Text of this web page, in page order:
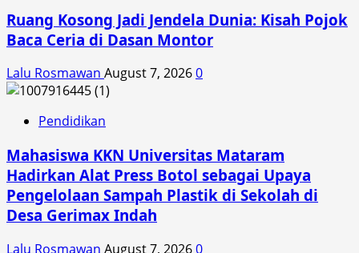
Ruang Kosong Jadi Jendela Dunia: Kisah Pojok
Baca Ceria di Dasan Montor
Lalu Rosmawan August 7, 20260
Pendidikan
Mahasiswa KKN Universitas Mataram
Hadirkan Alat Press Botol sebagai Upaya
Pengelolaan Sampah Plastik di Sekolah di
Desa Gerimax Indah
Lalu Rosmawan August 7, 20260